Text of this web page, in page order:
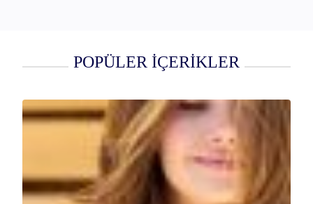
POPÜLER İÇERİKLER